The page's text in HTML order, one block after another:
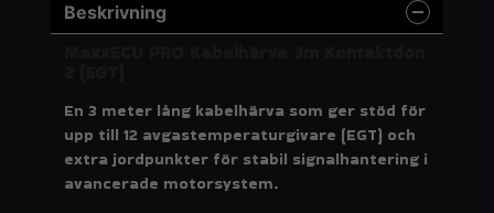
Beskrivning
En 3 meter lång kabelhärva som ger stöd för
upp till 12 avgastemperaturgivare (EGT) och
extra jordpunkter för stabil signalhantering i
avancerade motorsystem.